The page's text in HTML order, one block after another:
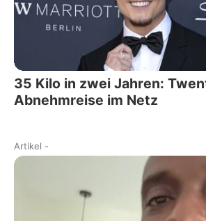
35 Kilo in zwei Jahren:
Abnehmreise im Netz
Artikel -